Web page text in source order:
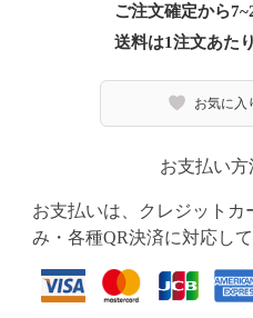
ご注文確定から
送料は1注文あたり
お気に入
お支払い方
お支払いは、クレジットカ
み・各種QR決済に対応して